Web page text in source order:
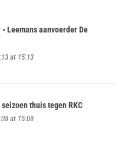
Leemans aanvoerder De
at 15:13
thuis tegen RKC
at 15:03